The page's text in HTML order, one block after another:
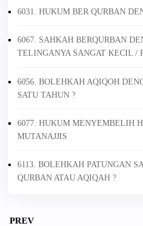
6031. HUKUM BER QURBAN
6067. SAHKAH BERQURBAN
TELINGANYA SANGAT KECIL /
6056. BOLEHKAH AQIQOH
SATU TAHUN ?
6077. HUKUM MENYEMBELIH
MUTANAJJIS
6113. BOLEHKAH PATUNGAN
QURBAN ATAU AQIQAH ?
PREV